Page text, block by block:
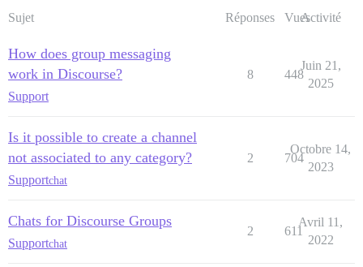
Sujet Réponses VuesActivité
How does group messaging
work in Discourse?
Support
8 448
Juin 21,
2025
Is it possible to create a channel
not associated to any category?
Supportchat
2 704
Octobre 14,
2023
Chats for Discourse Groups
Supportchat
2 611
Avril 11,
2022